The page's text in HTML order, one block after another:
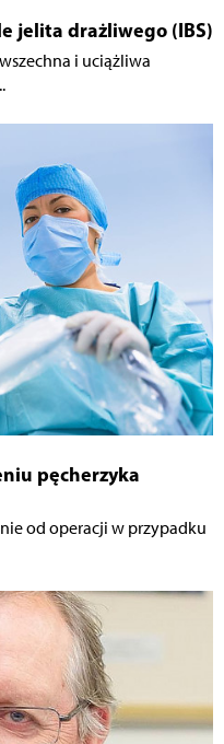
jelita drażliwego (IBS)
i uciążliwa
pęcherzyka
od operacji w przypadku